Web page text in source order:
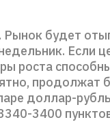
будет
Если
роста
продолжат
доллар-
3400